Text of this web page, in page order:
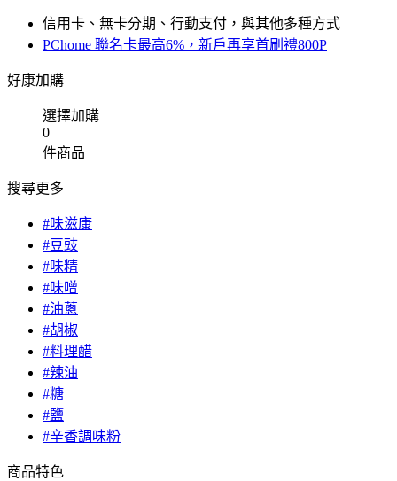
信用卡、無卡分期、行動支付，與其他多種方式
PChome 聯名卡最高6%，新戶再享首刷禮800P
好康加購
選擇加購
0
件商品
搜尋更多
#味滋康
#豆豉
#味精
#味噌
#油蔥
#胡椒
#料理醋
#辣油
#糖
#鹽
#辛香調味粉
商品特色